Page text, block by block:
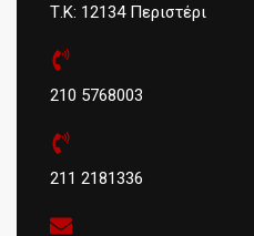
Τ.Κ: 12134 Περιστέρι
210 5768003
211 2181336